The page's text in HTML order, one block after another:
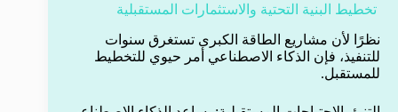
تخطيط البنية التحتية والاستثمارات المستقبلية
نظرًا لأن مشاريع الطاقة الكبرى تستغرق سنوات
للتنفيذ، فإن الذكاء الاصطناعي أمر حيوي للتخطيط
للمستقبل.